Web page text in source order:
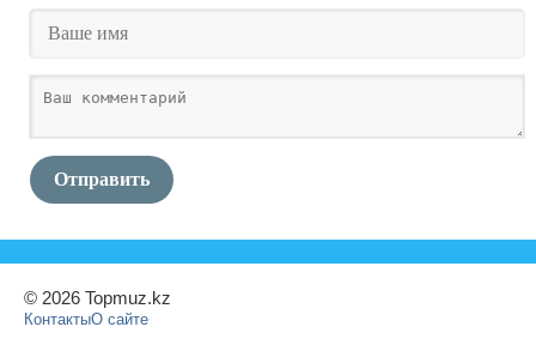
Отправить
© 2026 Topmuz.kz
КонтактыО сайте